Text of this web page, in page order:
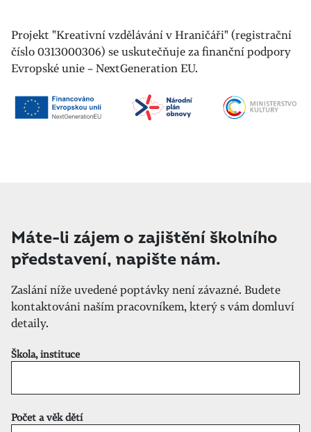
Projekt "Kreativní vzdělávání v Hraničáři" (registrační
číslo 0313000306) se uskutečňuje za finanční podpory
Evropské unie – NextGeneration EU.
Máte-li zájem o zajištění školního
představení, napište nám.
Zaslání níže uvedené poptávky není závazné. Budete
kontaktováni naším pracovníkem, který s vám domluví
detaily.
Škola, instituce
Počet a věk dětí